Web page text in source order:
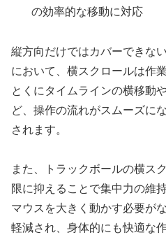
の効率的な移動に対応
縦方向だけではカバーできな
において、横スクロールは作
とくにタイムラインの横移動
ど、操作の流れがスムーズに
されます。
また、トラックボールの横ス
限に抑えることで集中力の維
マウスを大きく動かす必要が
軽減され、身体的にも快適な